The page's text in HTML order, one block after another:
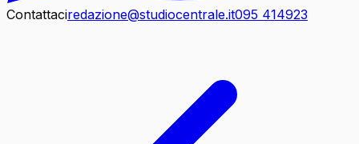
Contattaciredazione@studiocentrale.it095 414923